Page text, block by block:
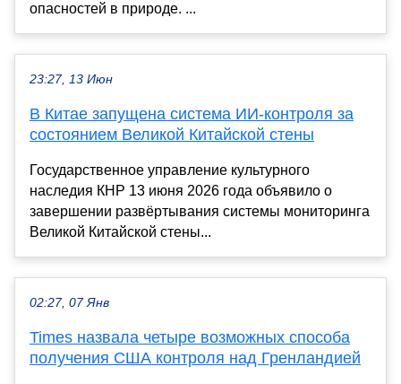
опасностей в природе. ...
23:27, 13 Июн
В Китае запущена система ИИ-контроля за
состоянием Великой Китайской стены
Государственное управление культурного
наследия КНР 13 июня 2026 года объявило о
завершении развёртывания системы мониторинга
Великой Китайской стены...
02:27, 07 Янв
Times назвала четыре возможных способа
получения США контроля над Гренландией